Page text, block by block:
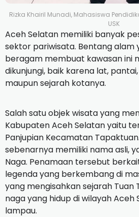
Rizka Khairil Munadi, Mahasiswa
USK
Aceh Selatan memiliki banyak
sektor pariwisata. Bentang alam
beragam membuat kawasan ini
dikunjungi, baik karena lat,
maupun sejarah kotanya.
Salah satu objek wisata yang
Kabupaten Aceh Selatan yaitu
Panjupian Kecamatan
sebenarnya memiliki nama asli,
Naga. Penamaan tersebut
legenda yang berkembang di
yang mengisahkan sejarah Tuan
naga yang hidup di wilayah
lampau.